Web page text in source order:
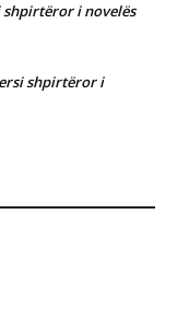
i novelës
shpirtëror i